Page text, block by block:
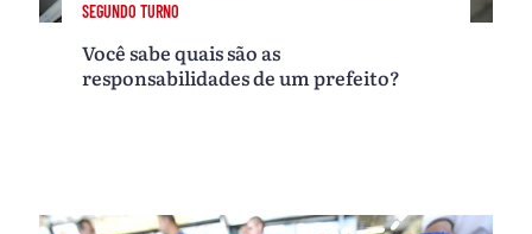
SEGUNDO TURNO
Você sabe quais são as
responsabilidades de um prefeito?